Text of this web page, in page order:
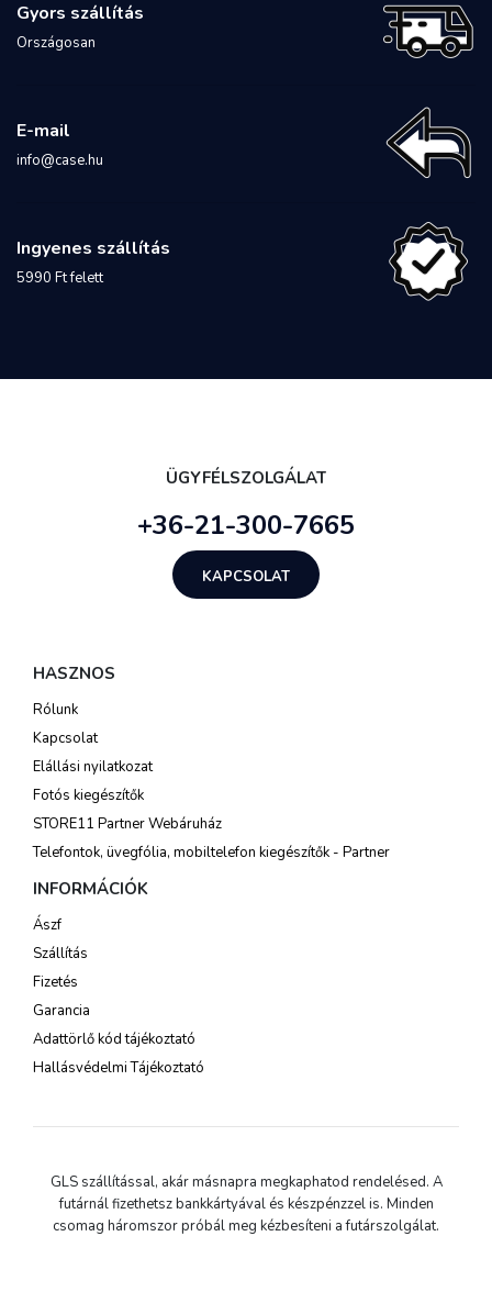
Gyors szállítás
Országosan
E-mail
info@case.hu
Ingyenes szállítás
5990 Ft felett
ÜGYFÉLSZOLGÁLAT
+36-21-300-7665
KAPCSOLAT
HASZNOS
Rólunk
Kapcsolat
Elállási nyilatkozat
Fotós kiegészítők
STORE11 Partner Webáruház
Telefontok, üvegfólia, mobiltelefon kiegészítők - Partner
INFORMÁCIÓK
Ászf
Szállítás
Fizetés
Garancia
Adattörlő kód tájékoztató
Hallásvédelmi Tájékoztató
GLS szállítással, akár másnapra megkaphatod rendelésed. A
futárnál fizethetsz bankkártyával és készpénzzel is. Minden
csomag háromszor próbál meg kézbesíteni a futárszolgálat.